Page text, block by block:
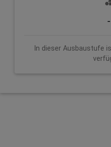
-
In dieser Ausbaustufe